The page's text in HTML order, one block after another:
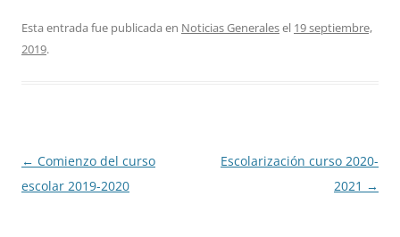
Esta entrada fue publicada en Noticias Generalesel 19 septiembre,
2019.
Navegación
de
← Comienzo del curso
escolar 2019-2020
Escolarización curso 2020-
2021 →